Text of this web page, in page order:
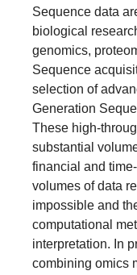
Sequence data
biological
genomics,
Sequence
selection of
Generation
These high-
substantial
financial and
volumes of data
impossible and
computational
interpretation. In
combining omics